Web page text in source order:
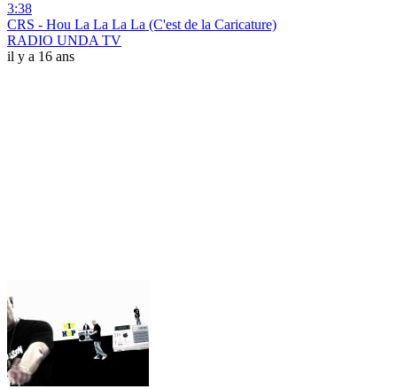
3:38
CRS - Hou La La La La (C'est de la Caricature)
RADIO UNDA TV
il y a 16 ans